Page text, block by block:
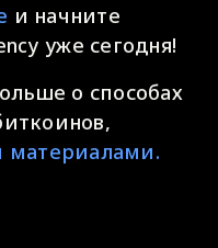
и начните
уже сегодня!
о способах
материалами.